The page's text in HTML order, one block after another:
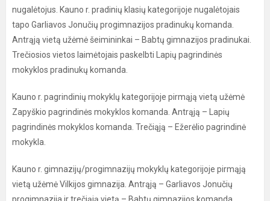
nugalėtojus. Kauno r. pradinių klasių kategorijoje nugalėtojais
tapo Garliavos Jonučių progimnazijos pradinukų komanda.
Antrąją vietą užėmė šeimininkai – Babtų gimnazijos pradinukai.
Trečiosios vietos laimėtojais paskelbti Lapių pagrindinės
mokyklos pradinukų komanda.
Kauno r. pagrindinių mokyklų kategorijoje pirmąją vietą užėmė
Zapyškio pagrindinės mokyklos komanda. Antrąją – Lapių
pagrindinės mokyklos komanda. Trečiąją – Ežerėlio pagrindinė
mokykla.
Kauno r. gimnazijų/progimnazijų mokyklų kategorijoje pirmąją
vietą užėmė Vilkijos gimnazija. Antrąją – Garliavos Jonučių